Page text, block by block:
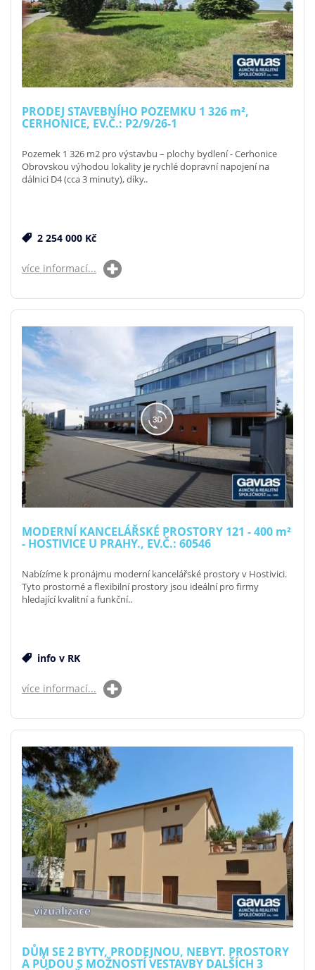
PRODEJ STAVEBNÍHO POZEMKU 1 326 m²,
CERHONICE, EV.Č.: P2/9/26-1
Pozemek 1 326 m2 pro výstavbu – plochy bydlení - Cerhonice
Obrovskou výhodou lokality je rychlé dopravní napojení na
dálnici D4 (cca 3 minuty), díky..
2 254 000 Kč
více informací...
MODERNÍ KANCELÁŘSKÉ PROSTORY 121 - 400 m²
- HOSTIVICE U PRAHY., EV.Č.: 60546
Nabízíme k pronájmu moderní kancelářské prostory v Hostivici.
Tyto prostorné a flexibilní prostory jsou ideální pro firmy
hledající kvalitní a funkční..
info v RK
více informací...
DŮM SE 2 BYTY, PRODEJNOU, NEBYT. PROSTORY
A PŮDOU S MOŽNOSTÍ VESTAVBY DALŠÍCH 3